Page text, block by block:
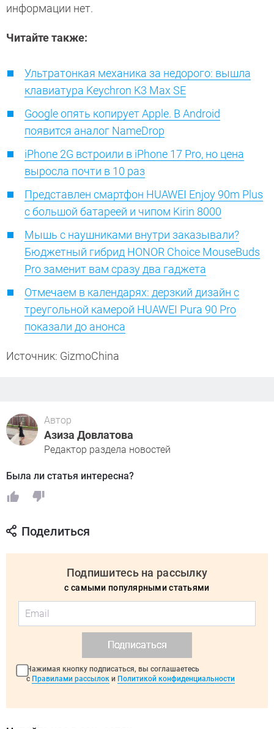
информации нет.
Читайте также:
Ультратонкая механика за недорого: вышла
клавиатура Keychron K3 Max SE
Google опять копирует Apple. В Android
появится аналог NameDrop
iPhone 2G встроили в iPhone 17 Pro, но цена
выросла почти в 10 раз
Представлен смартфон HUAWEI Enjoy 90m Plus
с большой батареей и чипом Kirin 8000
Мышь с наушниками внутри заказывали?
Бюджетный гибрид HONOR Choice MouseBuds
Pro заменит вам сразу два гаджета
Отмечаем в календарях: дерзкий дизайн с
треугольной камерой HUAWEI Pura 90 Pro
показали до анонса
Источник: GizmoChina
Автор
Азиза Довлатова
Редактор раздела новостей
Была ли статья интересна?
Поделиться
Подпишитесь на рассылку
с самыми популярными статьями
Подписаться
Нажимая кнопку подписаться, вы соглашаетесь
с Правилами рассылок и Политикой конфиденциальности